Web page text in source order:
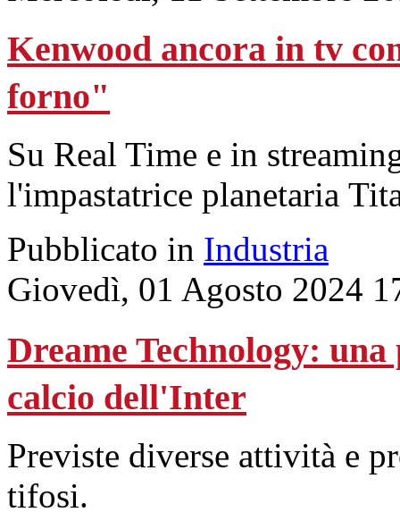
Kenwood ancora in tv
forno"
Su Real Time e in
l'impastatrice planetaria
Pubblicato in Industria
Giovedì, 01 Agosto 2024
Dreame Technology:
calcio dell'Inter
Previste diverse attività e
tifosi.